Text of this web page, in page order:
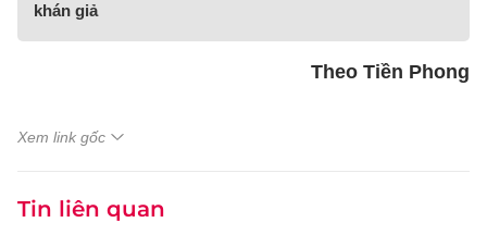
khán giả
Theo Tiền Phong
Xem link gốc
Tin liên quan